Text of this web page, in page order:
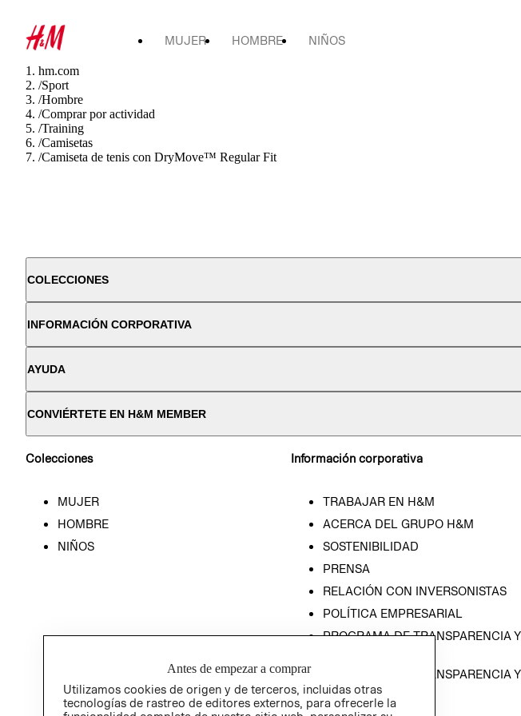
MUJER HOMBRE NIÑOS
hm.com
/Sport
/Hombre
/Comprar por actividad
/Training
/Camisetas
/Camiseta de tenis con DryMove™ Regular Fit
COLECCIONES
INFORMACIÓN CORPORATIVA
AYUDA
CONVIÉRTETE EN H&M MEMBER
Colecciones
MUJER
HOMBRE
NIÑOS
Información corporativa
TRABAJAR EN H&M
ACERCA DEL GRUPO H&M
SOSTENIBILIDAD
PRENSA
RELACIÓN CON INVERSONISTAS
POLÍTICA EMPRESARIAL
PROGRAMA DE TRANSPARENCIA Y
PROGRAMA DE TRANSPARENCIA Y
ÉTICA (INGLÉS)
Antes de empezar a comprar
Utilizamos cookies de origen y de terceros, incluidas otras
tecnologías de rastreo de editores externos, para ofrecerle la